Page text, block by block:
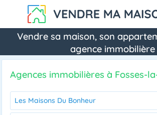
Vendre sa maison, son
agence immobilière
Agences immobilières à Fosses-
Les Maisons Du Bonheur